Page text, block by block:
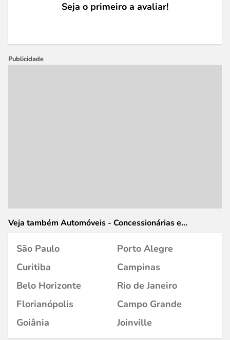
Seja o primeiro a avaliar!
Publicidade
Veja também Automóveis - Concessionárias e
São Paulo
Porto Alegre
Curitiba
Campinas
Belo Horizonte
Rio de Janeiro
Florianópolis
Campo Grande
Goiânia
Joinville